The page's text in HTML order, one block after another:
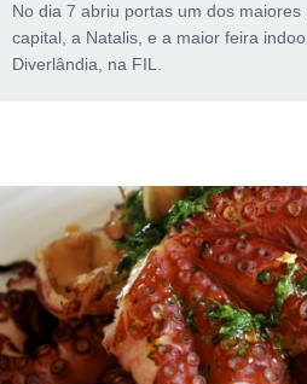
No dia 7 abriu portas um dos
capital, a Natalis, e a maior feira
Diverlândia, na FIL.